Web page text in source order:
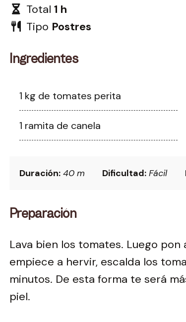
Total 1 h
Tipo Postres
Ingredientes
1 kg de tomates perita
1 ramita de canela
Duración: 40 m Dificultad: Fácil
Preparación
Lava bien los tomates. Luego
empiece a hervir, escalda los
minutos. De esta forma te será
piel.